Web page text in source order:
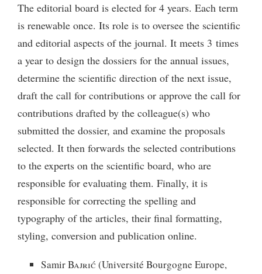
The editorial board is elected for 4 years. Each term
is renewable once. Its role is to oversee the scientific
and editorial aspects of the journal. It meets 3 times
a year to design the dossiers for the annual issues,
determine the scientific direction of the next issue,
draft the call for contributions or approve the call for
contributions drafted by the colleague(s) who
submitted the dossier, and examine the proposals
selected. It then forwards the selected contributions
to the experts on the scientific board, who are
responsible for evaluating them. Finally, it is
responsible for correcting the spelling and
typography of the articles, their final formatting,
styling, conversion and publication online.
SamirBajrić (Université Bourgogne Europe,